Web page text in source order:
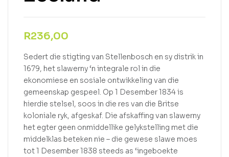
R236,00
Sedert die stigting van Stellenbosch en sy distrik in
1679, het slawerny ‘n integrale rol in die
ekonomiese en sosiale ontwikkeling van die
gemeenskap gespeel. Op 1 Desember 1834 is
hierdie stelsel, soos in die res van die Britse
koloniale ryk, afgeskaf. Die afskaffing van slawerny
het egter geen onmiddellike gelykstelling met die
middelklas beteken nie – die gewese slawe moes
tot 1 Desember 1838 steeds as ‘ingeboekte